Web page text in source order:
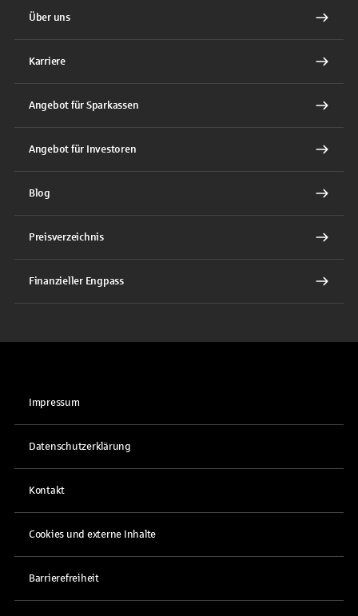
Über uns
Karriere
Angebot für Sparkassen
Angebot für Investoren
Blog
Preisverzeichnis
Finanzieller Engpass
Impressum
Datenschutzerklärung
Kontakt
Cookies und externe Inhalte
Barrierefreiheit